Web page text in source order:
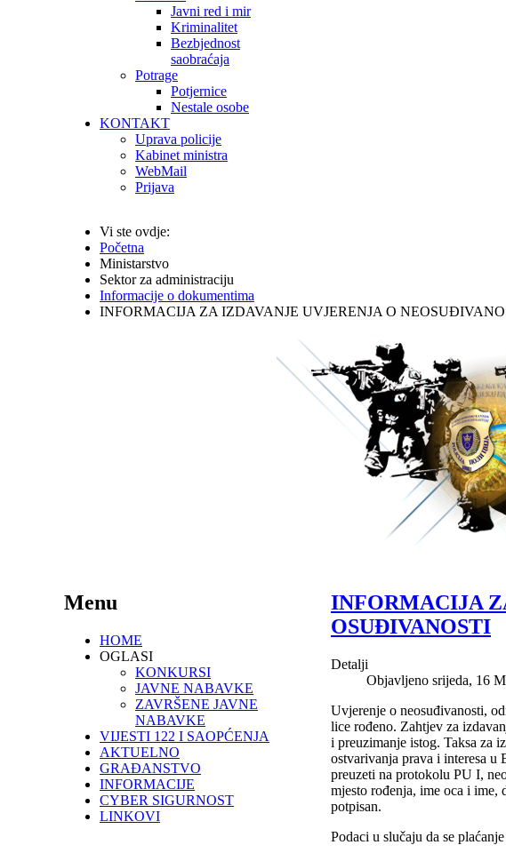
Javni red i mir
Kriminalitet
Bezbjednost
saobraćaja
Potrage
Potjernice
Nestale osobe
KONTAKT
Uprava policije
Kabinet ministra
WebMail
Prijava
Vi ste ovdje:
Početna
Ministarstvo
Sektor za administraciju
Informacije o dokumentima
INFORMACIJA ZA IZDAVANJE UVJERENJA O
INFORMACIJA
OSUĐIVANOSTI
Detalji
Objavljeno srijeda, 16
Uvjerenje o neosuđivanosti,
lice rođeno. Zahtjev za
i preuzimanje istog. Taksa za
ostvarivanja prava i interesa
preuzeti na protokolu PU I,
mjesto rođenja, ime oca i ime,
potpisan.
Podaci u slučaju da se
Menu
HOME
OGLASI
KONKURSI
JAVNE NABAVKE
ZAVRŠENE JAVNE
NABAVKE
VIJESTI 122 I SAOPĆENJA
AKTUELNO
GRAĐANSTVO
INFORMACIJE
CYBER SIGURNOST
LINKOVI